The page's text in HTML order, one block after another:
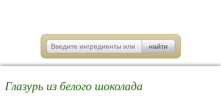
Глазурь из белого шоколада